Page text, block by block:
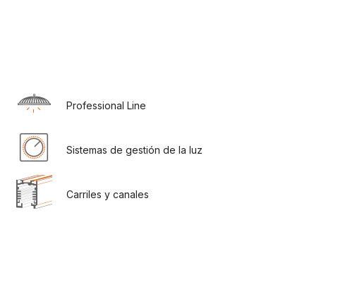
Professional Line
Sistemas de gestión de la luz
Carriles y canales